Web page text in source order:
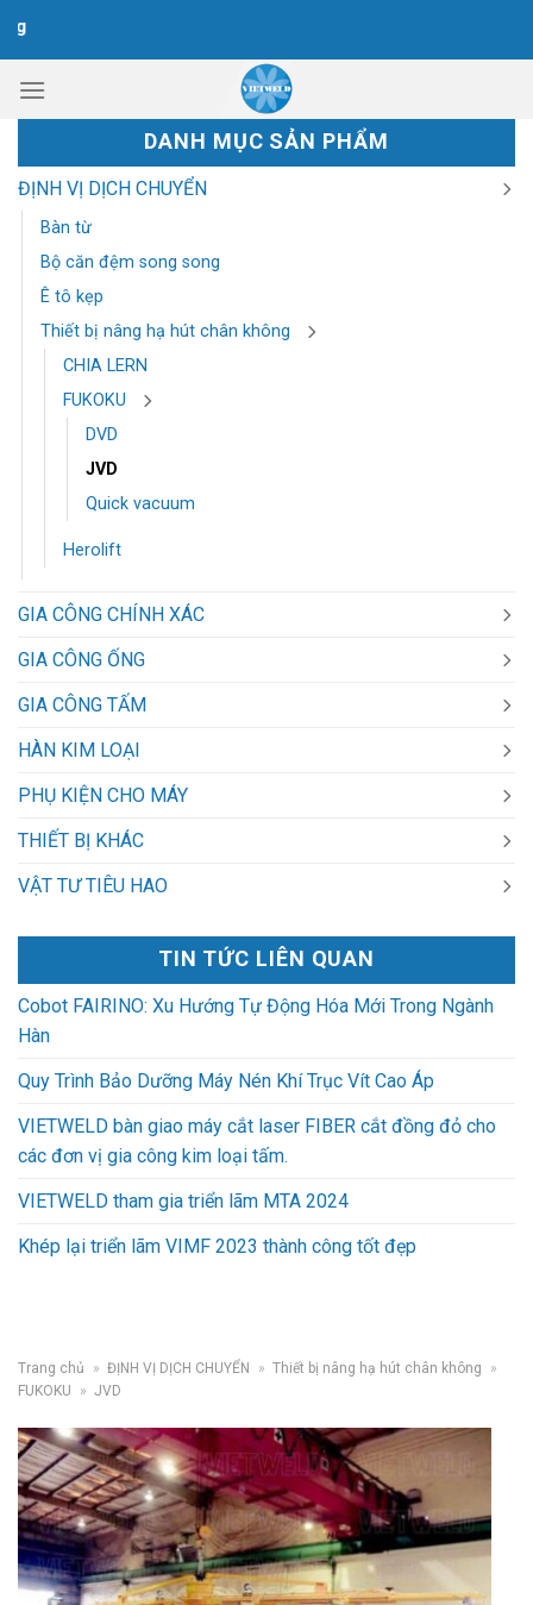
đến
dung
DANH MỤC SẢN PHẨM
ĐỊNH VỊ DỊCH CHUYỂN
Bàn từ
Bộ căn đệm song song
Ê tô kẹp
Thiết bị nâng hạ hút chân không
CHIA LERN
FUKOKU
DVD
JVD
Quick vacuum
Herolift
GIA CÔNG CHÍNH XÁC
GIA CÔNG ỐNG
GIA CÔNG TẤM
HÀN KIM LOẠI
PHỤ KIỆN CHO MÁY
THIẾT BỊ KHÁC
VẬT TƯ TIÊU HAO
TIN TỨC LIÊN QUAN
Cobot FAIRINO: Xu Hướng Tự Động Hóa Mới Trong Ngành
Hàn
Quy Trình Bảo Dưỡng Máy Nén Khí Trục Vít Cao Áp
VIETWELD bàn giao máy cắt laser FIBER cắt đồng đỏ cho
các đơn vị gia công kim loại tấm.
VIETWELD tham gia triển lãm MTA 2024
Khép lại triển lãm VIMF 2023 thành công tốt đẹp
Trang chủ » ĐỊNH VỊ DỊCH CHUYỂN » Thiết bị nâng hạ hút chân không
»
FUKOKU
» JVD